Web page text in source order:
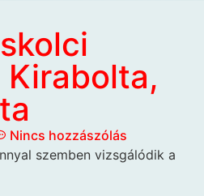
Nincs hozzászólás
szemben vizsgálódik a